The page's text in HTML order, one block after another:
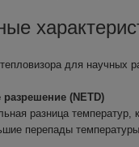
для научных
разрешение (NETD)
разница температур,
перепады